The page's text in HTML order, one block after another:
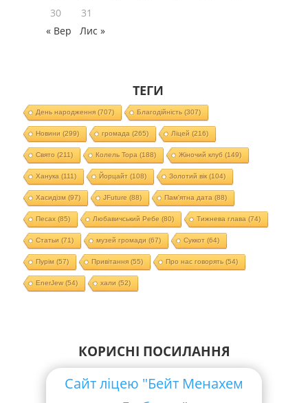
30
31
« Вер
Лис »
ТЕГИ
День народження(707) Благодійність (307)
Новини (299) громада (265) Ліцей (216)
Свято (211) Колель Тора (188) Жіночий клуб (149)
Ханука (111) Йорцайт (108) Золотий вік(104)
Хасидізм (97) JFuture (88) Пам'ятна дата (88)
Песах(85) Любавичський Ребе (80) Тижнева глава (74)
Статьи (71) музей громади (67) Суккот (64)
Пурім (57) Привітання(55) Про нас говорять (54)
EnerJew(54) хали (52)
КОРИСНІ ПОСИЛАННЯ
Сайт ліцею "Бейт Менахем